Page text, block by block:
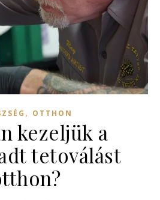
, OTTHON
kezeljük a
tetoválást